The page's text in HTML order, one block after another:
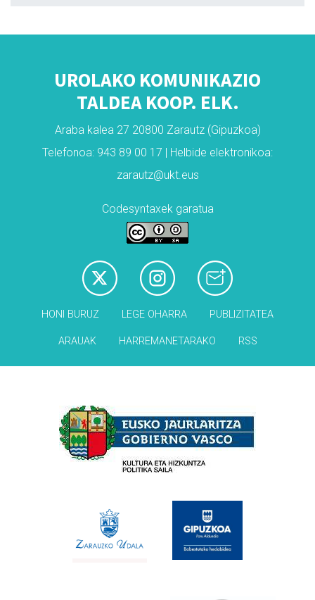
UROLAKO KOMUNIKAZIO
TALDEA KOOP. ELK.
Araba kalea 27 20800 Zarautz (Gipuzkoa)
Telefonoa: 943 89 00 17 | Helbide elektronikoa:
zarautz@ukt.eus
Codesyntaxek garatua
HONI BURUZ LEGE OHARRA PUBLIZITATEA
ARAUAK HARREMANETARAKO RSS